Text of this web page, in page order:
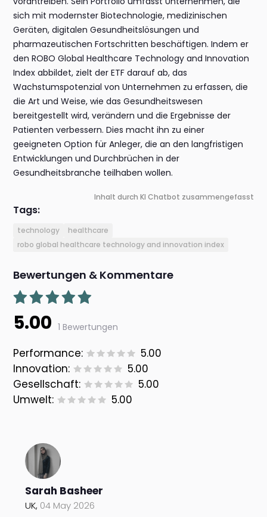
sich mit modernster Biotechnologie, medizinischen
Geräten, digitalen Gesundheitslösungen und
pharmazeutischen Fortschritten beschäftigen. Indem er
den ROBO Global Healthcare Technology and Innovation
Index abbildet, zielt der ETF darauf ab, das
Wachstumspotenzial von Unternehmen zu erfassen, die
die Art und Weise, wie das Gesundheitswesen
bereitgestellt wird, verändern und die Ergebnisse der
Patienten verbessern. Dies macht ihn zu einer
geeigneten Option für Anleger, die an den langfristigen
Entwicklungen und Durchbrüchen in der
Gesundheitsbranche teilhaben wollen.
Inhalt durch KI Chatbot zusammengefasst
Tags:
technology
healthcare
robo global healthcare technology and innovation index
Bewertungen & Kommentare
5.00 1 Bewertungen
Performance:
5.00
Innovation:
5.00
Gesellschaft:
5.00
Umwelt:
5.00
Sarah Basheer
UK, 04 May 2026